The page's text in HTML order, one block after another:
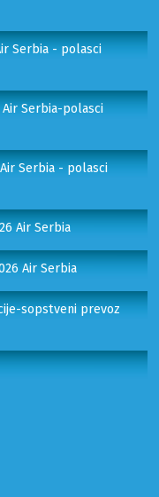
Serbia - polasci
Air Serbia-polasci
Serbia - polasci
Air Serbia
Air Serbia
sopstveni prevoz